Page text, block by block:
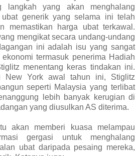
langkah yang akan menghalang
generik yang selama ini telah
memastikan harga ubat terkawal.
mengikat secara undang-undang
ini adalah isu yang sangat
termasuk penerima Hadiah
menentang keras tindakan ini.
New York awal tahun ini, Stiglitz
seperti Malaysia yang terlibat
lebih banyak kerugian di
yang diusulkan AS diterima.
akan memberi kuasa melampau
gergasi untuk menghalang
ubat daripada pesaing mereka,